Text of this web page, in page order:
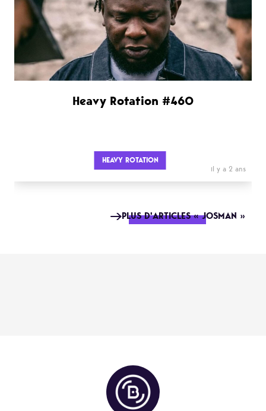
Heavy Rotation #460
HEAVY ROTATION
il y a 2 ans
PLUS D'ARTICLES « JOSMAN »